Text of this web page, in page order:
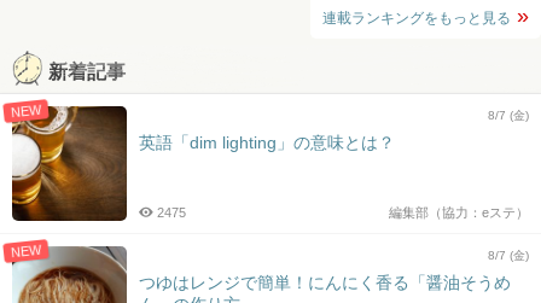
連載ランキングをもっと見る
新着記事
NEW 8/7 (金)
英語「dim lighting」の意味とは？
編集部（協力：eステ）
2475
NEW 8/7 (金)
つゆはレンジで簡単！にんにく香る「醤油そうめ